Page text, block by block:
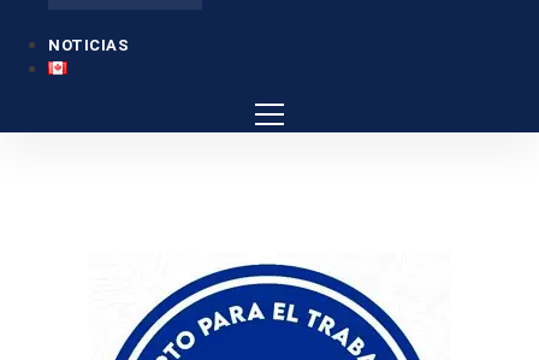
NOTICIAS